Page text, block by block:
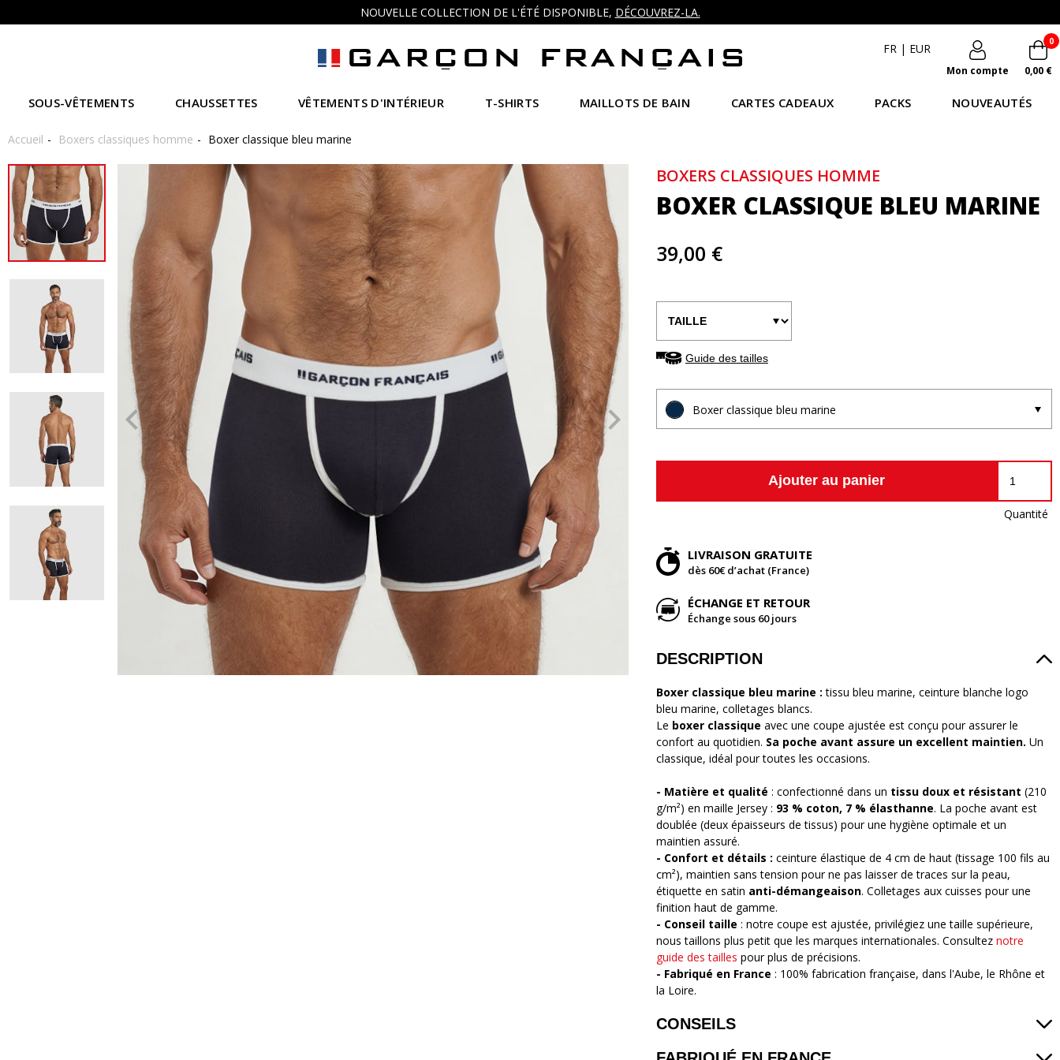
NOUVELLE COLLECTION DE L'ÉTÉ DISPONIBLE, DÉCOUVREZ-LA.
FR | EUR
Mon compte
0
0,00 €
SOUS-VÊTEMENTS CHAUSSETTES VÊTEMENTS D'INTÉRIEUR T-SHIRTS MAILLOTS DE BAIN CARTES CADEAUX PACKS NOUVEAUTÉS
Accueil Boxers classiques homme Boxer classique bleu marine
BOXERS CLASSIQUES HOMME
BOXER CLASSIQUE BLEU MARINE
39,00 €
Guide des tailles
Boxer classique bleu marine
Ajouter au panier
Quantité
LIVRAISON GRATUITE
dès 60€ d’achat (France)
ÉCHANGE ET RETOUR
Échange sous 60 jours
DESCRIPTION
Boxer classique bleu marine :tissu bleu marine, ceinture blanche logo
bleu marine, colletages blancs.
Le boxer classique avec une coupe ajustée est conçu pour assurer le
confort au quotidien. Sa poche avant assure un excellent maintien. Un
classique, idéal pour toutes les occasions.
- Matière et qualité : confectionné dans un tissu doux et résistant (210
g/m²) en maille Jersey : 93 % coton, 7 % élasthanne. La poche avant est
doublée (deux épaisseurs de tissus) pour une hygiène optimale et un
maintien assuré.
- Confort et détails : ceinture élastique de 4 cm de haut (tissage 100 fils au
cm²), maintien sans tension pour ne pas laisser de traces sur la peau,
étiquette en satin anti-démangeaison. Colletages aux cuisses pour une
finition haut de gamme.
- Conseil taille : notre coupe est ajustée, privilégiez une taille supérieure,
nous taillons plus petit que les marques internationales. Consultez notre
guide des tailles pour plus de précisions.
- Fabriqué en France : 100% fabrication française, dans l'Aube, le Rhône et
la Loire.
CONSEILS